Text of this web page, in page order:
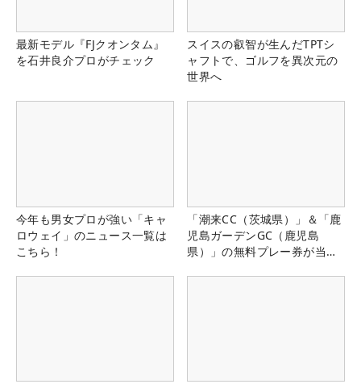
最新モデル『FJクオンタム』
を石井良介プロがチェック
スイスの叡智が生んだTPTシ
ャフトで、ゴルフを異次元の
世界へ
今年も男女プロが強い「キャ
ロウェイ」のニュース一覧は
こちら！
「潮来CC（茨城県）」＆「鹿
児島ガーデンGC（鹿児島
県）」の無料プレー券が当た